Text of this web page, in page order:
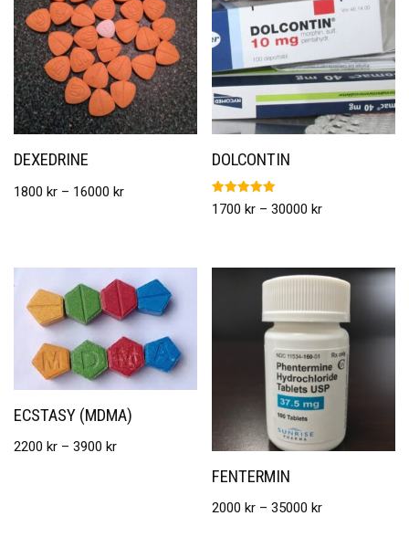
DEXEDRINE
1800 kr – 16000 kr
DOLCONTIN
Betygsatt
5.00
1700kr – 30000kr
ECSTASY (MDMA)
2200 kr – 3900 kr
FENTERMIN
2000 kr – 35000 kr